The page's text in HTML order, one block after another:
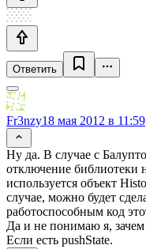
Ответить
Fr3nzy18 мая 2012 в 11:59
Ну да. В случае с
отключение библиотеки
используется объект
случае, можно будет
работоспособным код
Да и не понимаю я,
Если есть pushState.